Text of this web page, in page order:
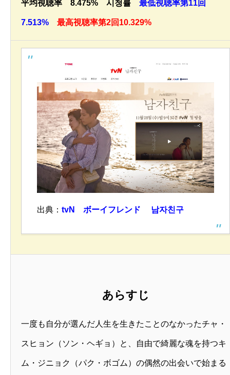
平均視聴率 8.475% 시청률 最低視聴率第11回
7.513% 最高視聴率第2回10.329%
出典： tvN ボーイフレンド 남자친구
あらすじ
一度も自分が選んだ人生を生きたことのなかったチャ・
スヒョン（ソン・ヘギョ）と、自由で綺麗な魂を持つキ
ム・ジニョク（パク・ボゴム）の偶然の出会いで始まる